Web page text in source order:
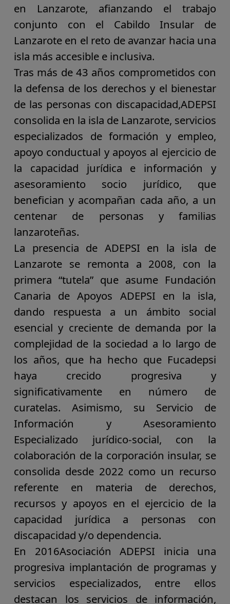
en Lanzarote, afianzando el trabajo
conjunto con el Cabildo Insular de
Lanzarote en el reto de avanzar hacia una
isla más accesible e inclusiva.
Tras más de 43 años comprometidos con
la defensa de los derechos y el bienestar
de las personas con discapacidad,ADEPSI
consolida en la isla de Lanzarote, servicios
especializados de formación y empleo,
apoyo conductual y apoyos al ejercicio de
la capacidad jurídica e información y
asesoramiento socio jurídico, que
benefician y acompañan cada año, a un
centenar de personas y familias
lanzaroteñas.
La presencia de ADEPSI en la isla de
Lanzarote se remonta a 2008, con la
primera “tutela” que asume Fundación
Canaria de Apoyos ADEPSI en la isla,
dando respuesta a un ámbito social
esencial y creciente de demanda por la
complejidad de la sociedad a lo largo de
los años, que ha hecho que Fucadepsi
haya crecido progresiva y
significativamente en número de
curatelas. Asimismo, su Servicio de
Información y Asesoramiento
Especializado jurídico-social, con la
colaboración de la corporación insular, se
consolida desde 2022 como un recurso
referente en materia de derechos,
recursos y apoyos en el ejercicio de la
capacidad jurídica a personas con
discapacidad y/o dependencia.
En 2016Asociación ADEPSI inicia una
progresiva implantación de programas y
servicios especializados, entre ellos
destacan los servicios de información,